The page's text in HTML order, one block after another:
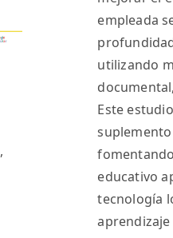
,
empleada
utilizando
Este
educativo
tecnología